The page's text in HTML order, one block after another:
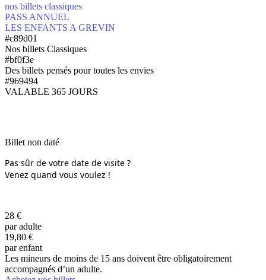
nos billets classiques
PASS ANNUEL
LES ENFANTS A GREVIN
#c89d01
Nos billets Classiques
#bf0f3e
Des billets pensés pour toutes les envies
#969494
VALABLE 365 JOURS
Billet non daté
Pas sûr de votre date de visite ?
Venez quand vous voulez !
28 €
par adulte
19,80 €
par enfant
Les mineurs de moins de 15 ans doivent être obligatoirement
accompagnés d’un adulte.